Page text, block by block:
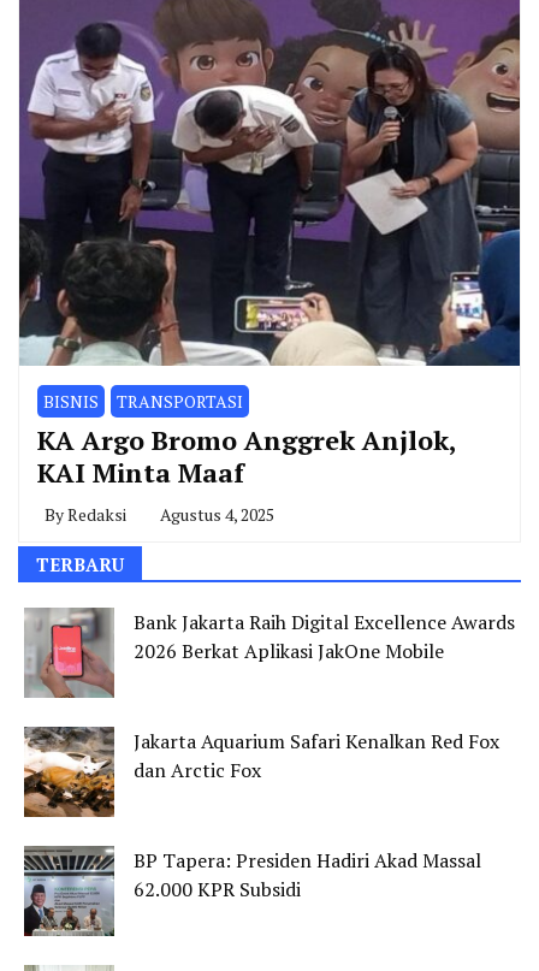
BISNIS TRANSPORTASI
KA Argo Bromo Anggrek Anjlok,
KAI Minta Maaf
ByRedaksi Agustus 4, 2025
TERBARU
Bank Jakarta Raih Digital Excellence Awards
2026 Berkat Aplikasi JakOne Mobile
Jakarta Aquarium Safari Kenalkan Red Fox
dan Arctic Fox
BP Tapera: Presiden Hadiri Akad Massal
62.000 KPR Subsidi